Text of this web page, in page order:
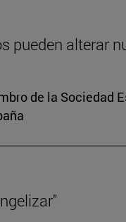
pueden alterar
de la Sociedad